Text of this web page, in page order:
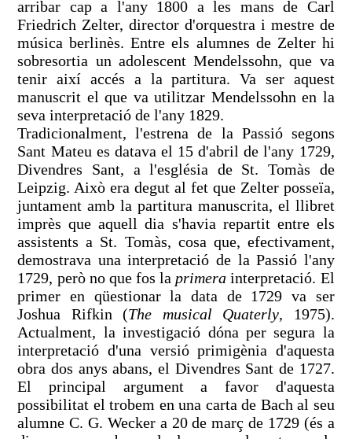
arribar cap a l'any 1800 a les mans de Carl
Friedrich Zelter, director d'orquestra i mestre de
música berlinès. Entre els alumnes de Zelter hi
sobresortia un adolescent Mendelssohn, que va
tenir així accés a la partitura. Va ser aquest
manuscrit el que va utilitzar Mendelssohn en la
seva interpretació de l'any 1829.
Tradicionalment, l'estrena de la Passió segons
Sant Mateu es datava el 15 d'abril de l'any 1729,
Divendres Sant, a l'església de St. Tomàs de
Leipzig. Això era degut al fet que Zelter posseïa,
juntament amb la partitura manuscrita, el llibret
imprès que aquell dia s'havia repartit entre els
assistents a St. Tomàs, cosa que, efectivament,
demostrava una interpretació de la Passió l'any
1729, però no que fos la primera interpretació. El
primer en qüestionar la data de 1729 va ser
Joshua Rifkin (The musical Quaterly, 1975).
Actualment, la investigació dóna per segura la
interpretació d'una versió primigènia d'aquesta
obra dos anys abans, el Divendres Sant de 1727.
El principal argument a favor d'aquesta
possibilitat el trobem en una carta de Bach al seu
alumne C. G. Wecker a 20 de març de 1729 (és a